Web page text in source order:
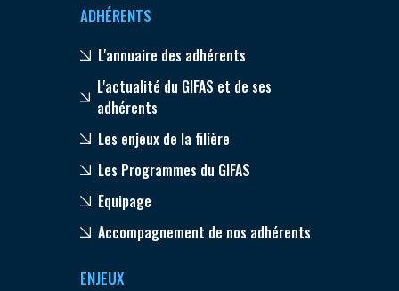
ADHÉRENTS
L'annuaire des adhérents
L'actualité du GIFAS et de ses
adhérents
Les enjeux de la filière
Les Programmes du GIFAS
Equipage
Accompagnement de nos adhérents
ENJEUX